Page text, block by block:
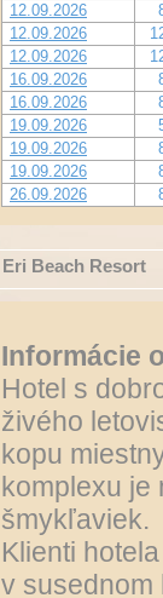
12.09.2026
12.09.2026
12.09.2026
16.09.2026
16.09.2026
19.09.2026
19.09.2026
19.09.2026
26.09.2026
Eri Beach Resort
Informácie
Hotel s
živého
kopu
komplexu je
šmykľaviek.
Klienti
v susednom